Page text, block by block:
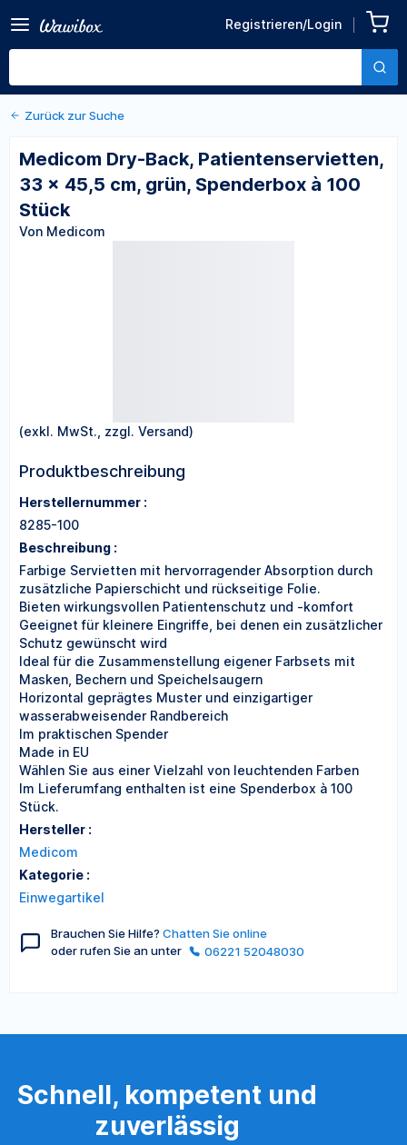
Registrieren/Login
Patientenservietten, 33 x
45,5 cm, grün, Spenderbox à
Von Medicom
Zurück zu den Produktdetails
Zurück zur Suche
Medicom Dry-Back, Patientenservietten,
33 x 45,5 cm, grün, Spenderbox à 100
Stück
Von Medicom
(exkl. MwSt., zzgl. Versand)
Produktbeschreibung
Herstellernummer :
8285-100
Beschreibung :
Farbige Servietten mit hervorragender Absorption durch
zusätzliche Papierschicht und rückseitige Folie.
Bieten wirkungsvollen Patientenschutz und -komfort
Geeignet für kleinere Eingriffe, bei denen ein zusätzlicher
Schutz gewünscht wird
Ideal für die Zusammenstellung eigener Farbsets mit
Masken, Bechern und Speichelsaugern
Horizontal geprägtes Muster und einzigartiger
wasserabweisender Randbereich
Im praktischen Spender
Made in EU
Wählen Sie aus einer Vielzahl von leuchtenden Farben
Im Lieferumfang enthalten ist eine Spenderbox à 100
Stück.
Hersteller :
Medicom
Kategorie :
Einwegartikel
Brauchen Sie Hilfe? Chatten Sie online
oder rufen Sie an unter
06221 52048030
Schnell, kompetent und
zuverlässig